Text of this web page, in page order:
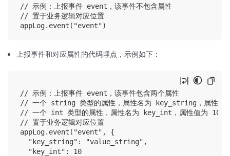
// 示例：上报事件 event，该事件不包含属性
// 置于业务逻辑对应位置
上报事件和对应属性的代码埋点，示例如下：
// 示例：上报事件 event，该事件包含两个属性
// 一个 string 类型的属性，属性名为 key_string，属性
// 一个 int 类型的属性，属性名为 key_int，属性值为 10
// 置于业务逻辑对应位置
appLog.event("event", {
  "key_string": "value_string",
  "key_int": 10